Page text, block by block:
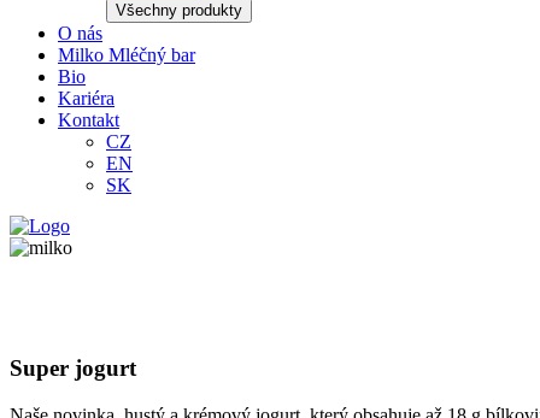
Všechny produkty
O nás
Milko Mléčný bar
Bio
Kariéra
Kontakt
CZ
EN
SK
Super jogurt